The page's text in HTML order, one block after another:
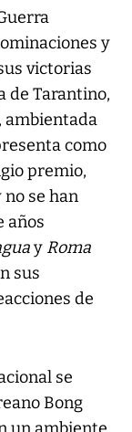
y
victorias
de Tarantino,
ambientada
como
premio,
se han
años
y Roma
sus
de
se
Bong
un ambiente